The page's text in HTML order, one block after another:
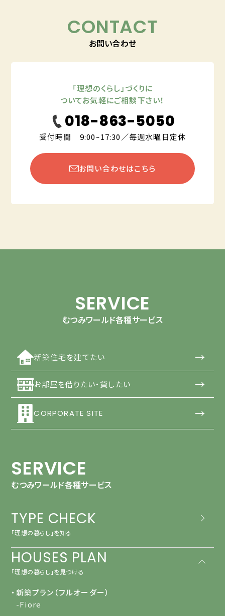
CONTACT
お問い合わせ
「理想のくらし」づくりに
ついてお気軽にご相談下さい！
018-863-5050
受付時間 9:00~17:30／毎週水曜日定休
お問い合わせはこちら
SERVICE
むつみワールド各種サービス
新築住宅を建てたい →
お部屋を借りたい・貸したい →
CORPORATE SITE →
SERVICE
むつみワールド各種サービス
TYPE CHECK
「理想の暮らし」を知る
HOUSES PLAN
「理想の暮らし」を見つける
・新築プラン（フルオーダー）
-Fiore